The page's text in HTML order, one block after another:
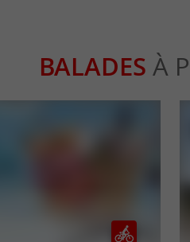
BALADES À